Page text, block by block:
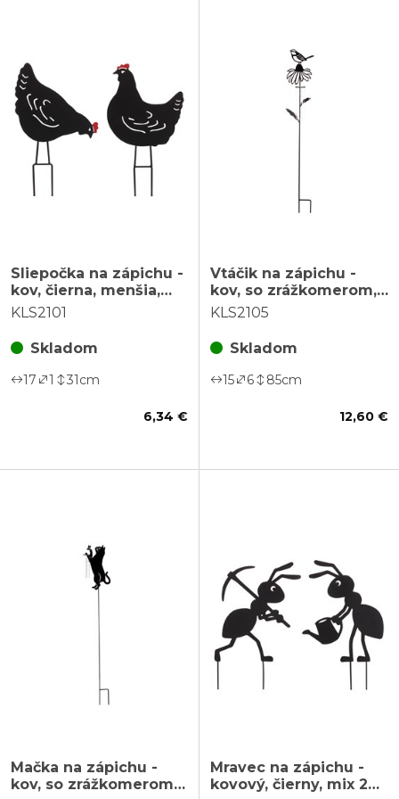
Sliepočka na zápichu -
kov, čierna, menšia,
mix 2 druhov, cena za
KLS2101
Skladom
17 1 31cm
6,34 €
Vtáčik na zápichu -
kov, so zrážkomerom,
čierny, cena za 1 ks
KLS2105
Skladom
15 6 85cm
12,60 €
Mačka na zápichu -
kov, so zrážkomerom,
Mravec na zápichu -
kovový, čierny, mix 2